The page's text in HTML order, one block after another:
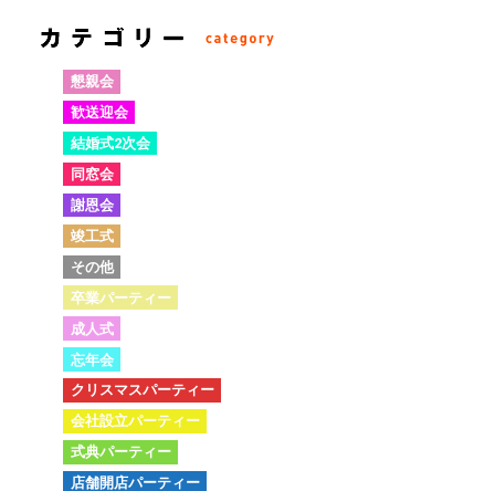
懇親会
歓送迎会
結婚式2次会
同窓会
謝恩会
竣工式
その他
卒業パーティー
成人式
忘年会
クリスマスパーティー
会社設立パーティー
式典パーティー
店舗開店パーティー